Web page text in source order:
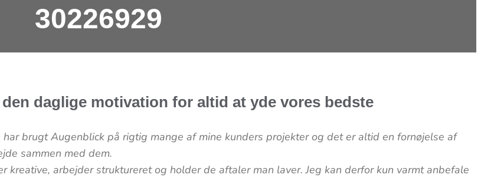
30226929
daglige motivation for altid at yde vores bedste
har brugt Augenblick på rigtig mange af mine kunders projekter og det er altid en fornøjelse af
sammen med dem.
kreative, arbejder struktureret og holder de aftaler man laver. Jeg kan derfor kun varmt anbefale